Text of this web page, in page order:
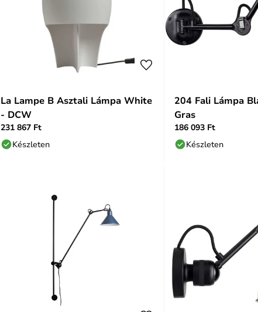
La Lampe B Asztali Lámpa White
- DCW
231 867 Ft
Készleten
204 Fali Lámpa
Gras
186 093 Ft
Készleten